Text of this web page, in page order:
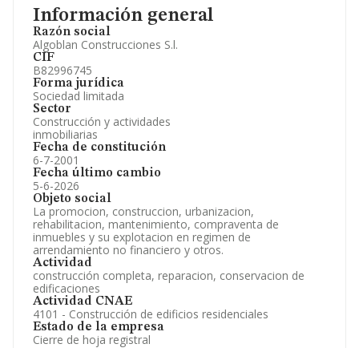
Información general
Razón social
Algoblan Construcciones S.l.
CIF
B82996745
Forma jurídica
Sociedad limitada
Sector
Construcción y actividades
inmobiliarias
Fecha de constitución
6-7-2001
Fecha último cambio
5-6-2026
Objeto social
La promocion, construccion, urbanizacion,
rehabilitacion, mantenimiento, compraventa de
inmuebles y su explotacion en regimen de
arrendamiento no financiero y otros.
Actividad
construcción completa, reparacion, conservacion de
edificaciones
Actividad CNAE
4101 - Construcción de edificios residenciales
Estado de la empresa
Cierre de hoja registral
Información oficial y registral complementaria.